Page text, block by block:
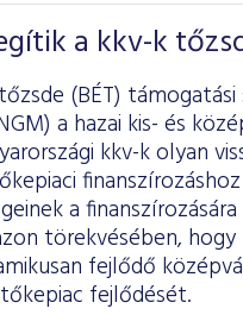
a kkv-k
(BÉT)
a hazai kis- és
kkv-k olyan
a
törekvésében,
fejlődő
fejlődését.